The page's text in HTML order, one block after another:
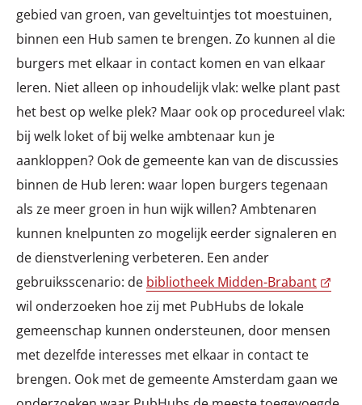
gebied van groen, van geveltuintjes tot moestuinen,
binnen een Hub samen te brengen. Zo kunnen al die
burgers met elkaar in contact komen en van elkaar
leren. Niet alleen op inhoudelijk vlak: welke plant past
het best op welke plek? Maar ook op procedureel vlak:
bij welk loket of bij welke ambtenaar kun je
aankloppen? Ook de gemeente kan van de discussies
binnen de Hub leren: waar lopen burgers tegenaan
als ze meer groen in hun wijk willen? Ambtenaren
kunnen knelpunten zo mogelijk eerder signaleren en
de dienstverlening verbeteren. Een ander
gebruiksscenario: de bibliotheek Midden-Brabant
wil onderzoeken hoe zij met PubHubs de lokale
gemeenschap kunnen ondersteunen, door mensen
met dezelfde interesses met elkaar in contact te
brengen. Ook met de gemeente Amsterdam gaan we